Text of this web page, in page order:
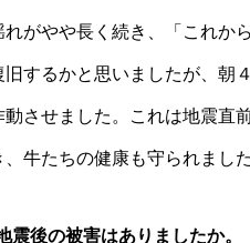
れがやや長く続き、「これか
旧するかと思いましたが、朝
動させました。これは地震直
、牛たちの健康も守られまし
震後の被害はありましたか。